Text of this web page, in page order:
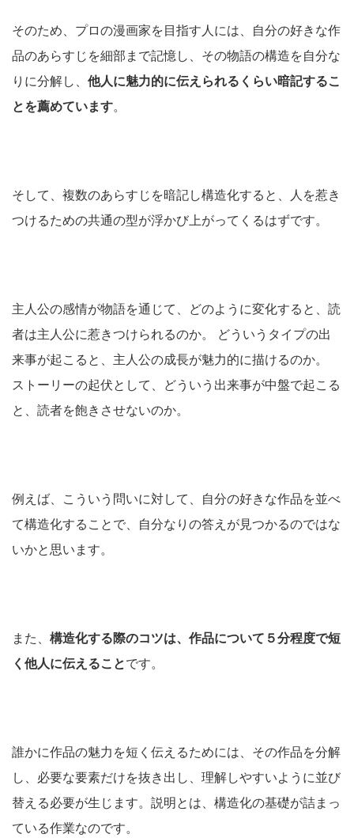
そのため、プロの漫画家を目指す人には、自分の好きな作
品のあらすじを細部まで記憶し、その物語の構造を自分な
りに分解し、 他人に魅力的に伝えられるくらい暗記するこ
とを薦めています。
そして、複数のあらすじを暗記し構造化すると、人を惹き
つけるための共通の型が浮かび上がってくるはずです。
主人公の感情が物語を通じて、どのように変化すると、読
者は主人公に惹きつけられるのか。 どういうタイプの出
来事が起こると、主人公の成長が魅力的に描けるのか。
ストーリーの起伏として、どういう出来事が中盤で起こる
と、読者を飽きさせないのか。
例えば、こういう問いに対して、自分の好きな作品を並べ
て構造化することで、自分なりの答えが見つかるのではな
いかと思います。
また、 構造化する際のコツは、作品について５分程度で短
く他人に伝えることです。
誰かに作品の魅力を短く伝えるためには、その作品を分解
し、必要な要素だけを抜き出し、理解しやすいように並び
替える必要が生じます。説明とは、構造化の基礎が詰まっ
ている作業なのです。